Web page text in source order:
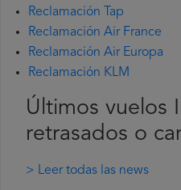
Reclamación Tap
Reclamación Air France
Reclamación Air Europa
Reclamación KLM
Últimos vuelos
retrasados o
> Leer todas las news